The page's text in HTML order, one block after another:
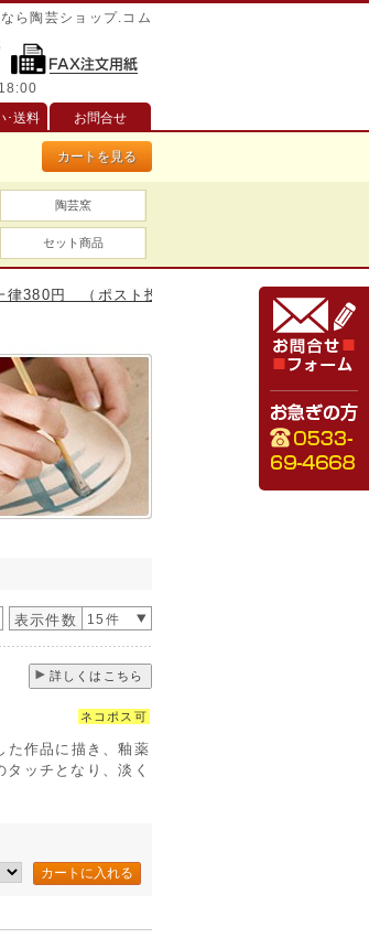
ら陶芸ショップ.コム
･送料 お問合せ
カートを見る
陶芸窯
セット商品
（ポスト投函は240円）、一万円以上のお買い
表示件数 15件
詳しくはこちら
ネコポス可
た作品に描き、釉薬
ッチとなり、淡く